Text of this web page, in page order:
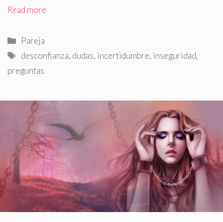
Read more
Categorías
Pareja
Etiquetas
desconfianza, dudas, incertidumbre, inseguridad,
preguntas